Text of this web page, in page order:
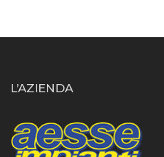
L’AZIENDA